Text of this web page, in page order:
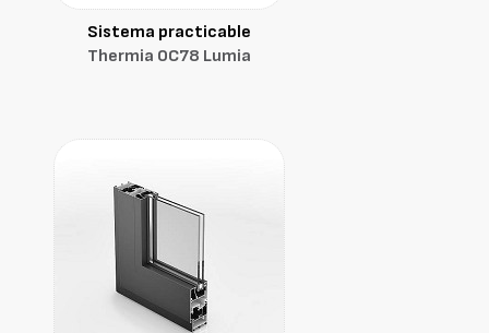
Sistema practicable
Thermia OC78 Lumia